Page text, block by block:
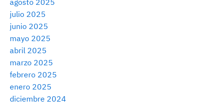
agosto 2025
julio 2025
junio 2025
mayo 2025
abril 2025
marzo 2025
febrero 2025
enero 2025
diciembre 2024